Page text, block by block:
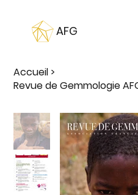
AFG
Accueil >